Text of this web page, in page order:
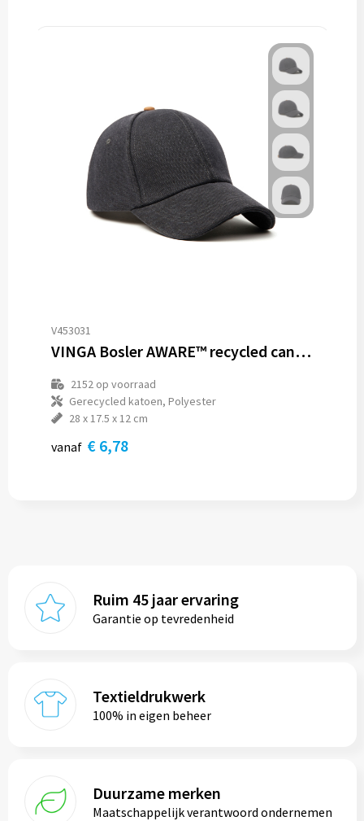
V453031
VINGA Bosler AWARE™ recycled canvas cap
2152op voorraad
Gerecycled katoen, Polyester
28 x 17.5 x 12 cm
vanaf € 6,78
Ruim 45 jaar ervaring
Garantie op tevredenheid
Textieldrukwerk
100% in eigen beheer
Duurzame merken
Maatschappelijk verantwoord ondernemen